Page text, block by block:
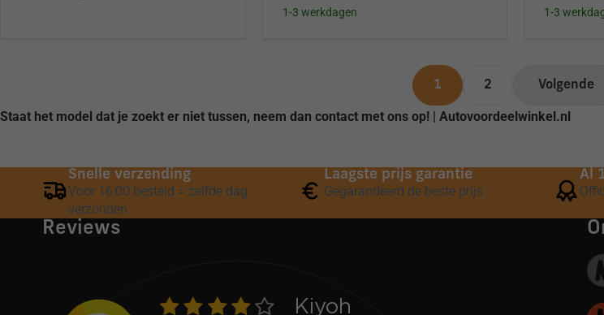
1-3 werkdagen 1-3
1 2 Volgende
Staat het model dat je zoekt er niet tussen, neem dan contact met ons op! | Autovoordeelwinkel.nl
Snelle verzending
Voor 16:00 besteld = zelfde dag
verzonden
Laagste prijs garantie
Gegarandeerd de beste prijs
Al
Reviews